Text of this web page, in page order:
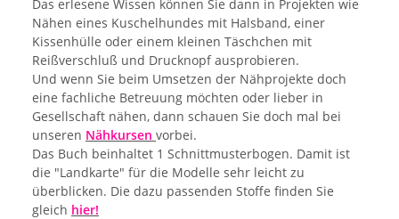
Das erlesene Wissen können Sie dann in Projekten wie
Nähen eines Kuschelhundes mit Halsband, einer
Kissenhülle oder einem kleinen Täschchen mit
Reißverschluß und Drucknopf ausprobieren.
Und wenn Sie beim Umsetzen der Nähprojekte doch
eine fachliche Betreuung möchten oder lieber in
Gesellschaft nähen, dann schauen Sie doch mal bei
unseren Nähkursen vorbei.
Das Buch beinhaltet 1 Schnittmusterbogen. Damit ist
die "Landkarte" für die Modelle sehr leicht zu
überblicken. Die dazu passenden Stoffe finden Sie
gleich hier!